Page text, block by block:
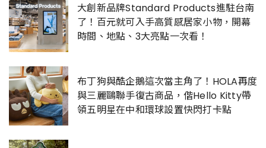
大創新品牌Standard Products進駐台南
了！百元就可入手高質感居家小物，開幕
時間、地點、3大亮點一次看！
布丁狗與酷企鵝這次當主角了！HOLA再度
與三麗鷗聯手復古商品，偕Hello Kitty帶
領五明星在中和環球設置快閃打卡點